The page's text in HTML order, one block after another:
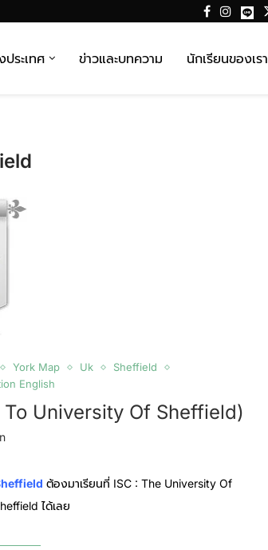
ระเทศ ข่าวและบทความ นักเรียนของเรา
York Map Uk
Sheffield
English
University Of Sheffield)
ต้องมาเรียนที่ ISC : The University Of
ได้เลย